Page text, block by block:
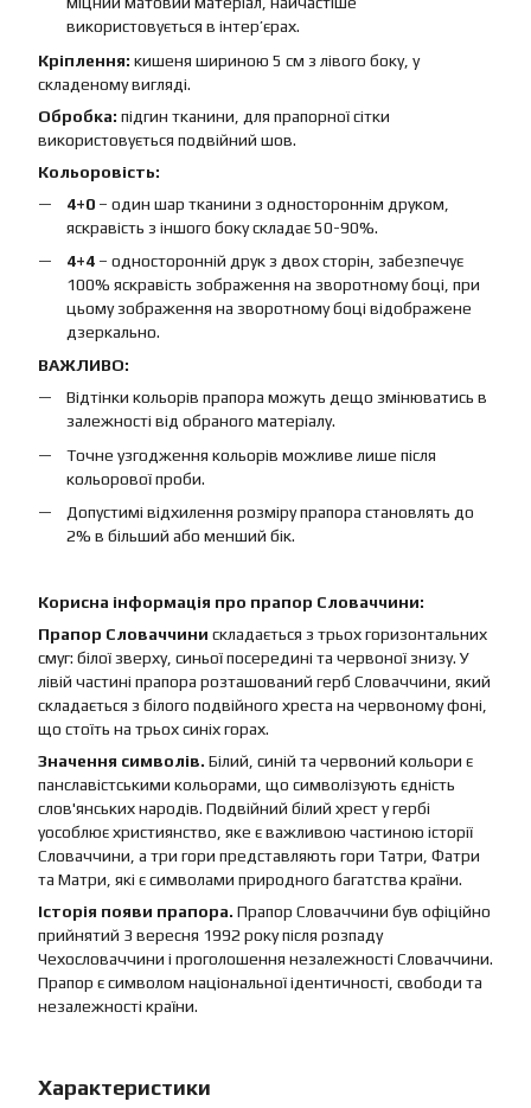
використовується в інтер’єрах.
Кріплення: кишеня шириною 5 см з лівого боку, у
складеному вигляді.
Обробка: підгин тканини, для прапорної сітки
використовується подвійний шов.
Кольоровість:
4+0 – один шар тканини з одностороннім друком,
яскравість з іншого боку складає 50-90%.
4+4 – односторонній друк з двох сторін, забезпечує
100% яскравість зображення на зворотному боці, при
цьому зображення на зворотному боці відображене
дзеркально.
ВАЖЛИВО:
Відтінки кольорів прапора можуть дещо змінюватись в
залежності від обраного матеріалу.
Точне узгодження кольорів можливе лише після
кольорової проби.
Допустимі відхилення розміру прапора становлять до
2% в більший або менший бік.
Корисна інформація про прапор Словаччини:
Прапор Словаччини складається з трьох горизонтальних
смуг: білої зверху, синьої посередині та червоної знизу. У
лівій частині прапора розташований герб Словаччини, який
складається з білого подвійного хреста на червоному фоні,
що стоїть на трьох синіх горах.
Значення символів. Білий, синій та червоний кольори є
панславістськими кольорами, що символізують єдність
слов'янських народів. Подвійний білий хрест у гербі
уособлює християнство, яке є важливою частиною історії
Словаччини, а три гори представляють гори Татри, Фатри
та Матри, які є символами природного багатства країни.
Історія появи прапора. Прапор Словаччини був офіційно
прийнятий 3 вересня 1992 року після розпаду
Чехословаччини і проголошення незалежності Словаччини.
Прапор є символом національної ідентичності, свободи та
незалежності країни.
Характеристики